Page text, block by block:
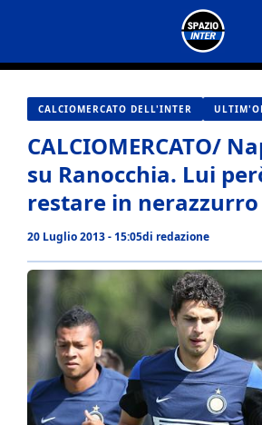
contenuto
CALCIOMERCATO DELL'INTER
CALCIOMERCATO/
su Ranocchia. Lui
restare in nerazzurro
20 Luglio 2013 - 15:05di redazione